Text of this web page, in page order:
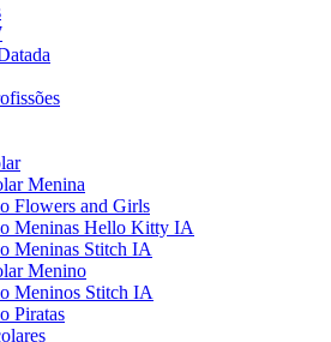
Menina
Flowers and Girls
Meninas Hello Kitty IA
Meninas Stitch IA
Menino
Meninos Stitch IA
Piratas